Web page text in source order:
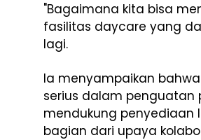
"Bagaimana kita bisa
fasilitas daycare yang
lagi.
Ia menyampaikan
serius dalam
mendukung
bagian dari upaya